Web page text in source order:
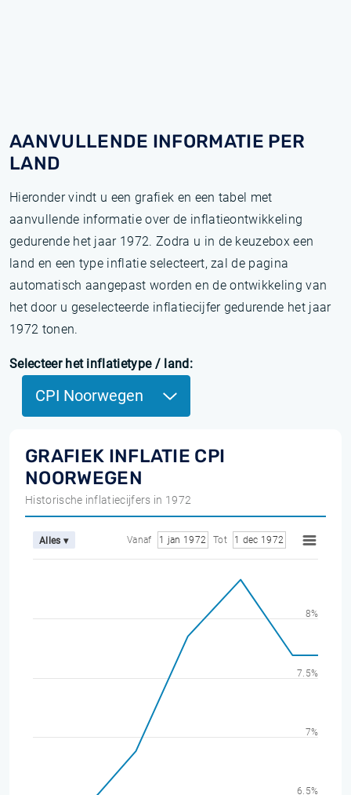
AANVULLENDE INFORMATIE PER
LAND
Hieronder vindt u een grafiek en een tabel met
aanvullende informatie over de inflatieontwikkeling
gedurende het jaar 1972. Zodra u in de keuzebox een
land en een type inflatie selecteert, zal de pagina
automatisch aangepast worden en de ontwikkeling van
het door u geselecteerde inflatiecijfer gedurende het jaar
1972 tonen.
Selecteer het inflatietype / land:
CPI Noorwegen
GRAFIEK INFLATIE CPI
NOORWEGEN
Historische inflatiecijfers in 1972
Alles ▾ Vanaf 1 jan 1972 Tot 1 dec 1972
6.5%
7%
7.5%
8%